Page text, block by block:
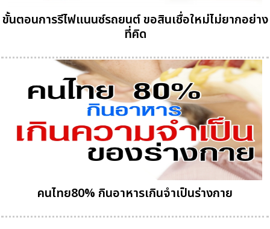
ขั้นตอนการรีไฟแนนซ์รถยนต์ ขอสินเชื่อใหม่ไม่ยากอย่าง
ที่คิด
คนไทย80% กินอาหารเกินจำเป็นร่างกาย